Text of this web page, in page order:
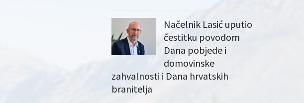
Načelnik Lasić uputio
čestitku povodom
Dana pobjede i
domovinske
zahvalnosti i Dana hrvatskih
branitelja